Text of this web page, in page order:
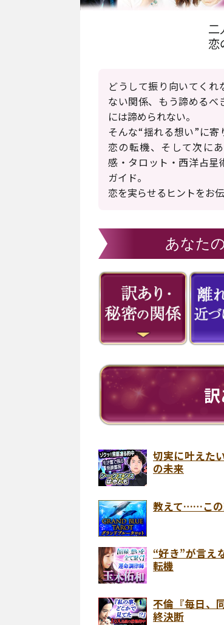
二
恋
どうして振り向いてく
ない関係、もう諦める
には諦められない。
そんな“揺れる想い”に寄
恋の転機、そして次に
感・タロット・西洋占星
ガイド。
恋を実らせるヒントをお伝
あなた
切実に叶えた
の未来
教えて……この
“好き”が言え
転機
不倫『毎日、
終決断